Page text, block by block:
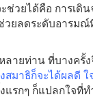
วยได้คือ การเดิ
วยลดระดับอารม
ลายท่าน ที่บางครั้
สมาธิก็จะได้ผลดี
รกๆ ก็แปลกใจที่ท